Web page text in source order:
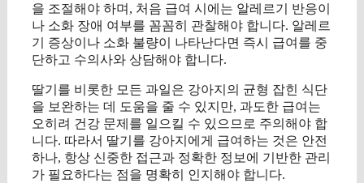
을 조절해야 하며, 처음 급여 시에는 알레르기 반응이
나 소화 장애 여부를 꼼꼼히 관찰해야 합니다. 알레르
기 증상이나 소화 불량이 나타난다면 즉시 급여를 중
단하고 수의사와 상담해야 합니다.
딸기를 비롯한 모든 과일은 강아지의 균형 잡힌 식단
을 보완하는 데 도움을 줄 수 있지만, 과도한 급여는
오히려 건강 문제를 일으킬 수 있으므로 주의해야 합
니다. 따라서 딸기를 강아지에게 급여하는 것은 안전
하나, 항상 신중한 접근과 정확한 정보에 기반한 관리
가 필요하다는 점을 명확히 인지해야 합니다.